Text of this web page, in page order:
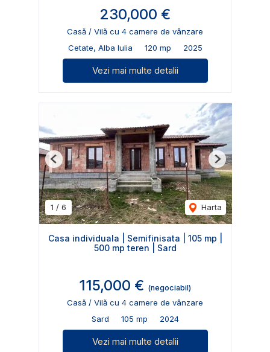
230,000 €
Casă / Vilă cu 4 camere de vânzare
Cetate, Alba Iulia
120 mp 2025
Vezi mai multe detalii
1 / 6 Harta
Previous Next
Casa individuala | Semifinisata | 105 mp |
500 mp teren | Sard
115,000 € (negociabil)
Casă / Vilă cu 4 camere de vânzare
Sard
105 mp 2024
Vezi mai multe detalii